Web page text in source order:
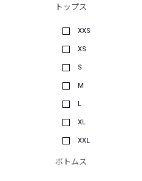
トップス
XXS
XS
S
M
L
XL
XXL
ボトムス